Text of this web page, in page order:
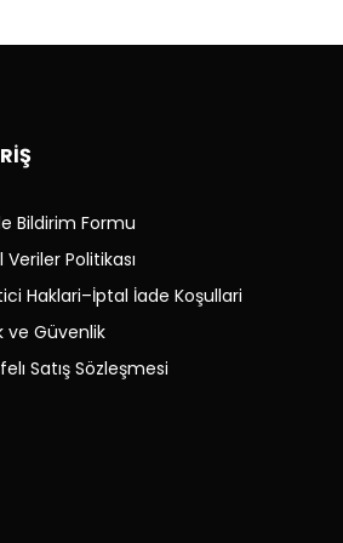
izleri oluşmuş parçalar iade
Bildirim Formu
Veriler Politikası
Haklari–İptal İade Koşullari
ve Güvenlik
Satış Sözleşmesi